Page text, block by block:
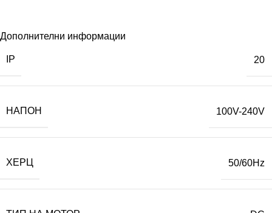
Дополнителни информации
IP 20
НАПОН 100V-240V
ХЕРЦ 50/60Hz